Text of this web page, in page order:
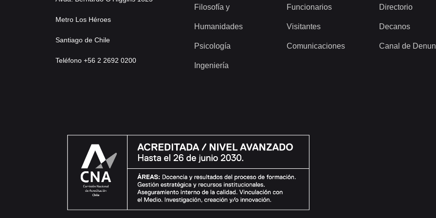
Metro Los Héroes
Santiago de Chile
Teléfono +56 2 2692 0200
Filosofía y
Humanidades
Psicología
Ingeniería
Funcionarios
Visitantes
Comunicaciones
Directorio
Decanos
Canal de